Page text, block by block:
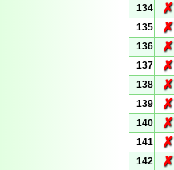
134
✗
135
✗
136
✗
137
✗
138
✗
139
✗
140
✗
141
✗
142
✗